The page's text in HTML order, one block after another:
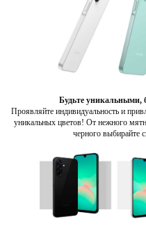
Будьте уникальными,
Проявляйте индивидуальность и
уникальных цветов! От нежного
черного выбирайте